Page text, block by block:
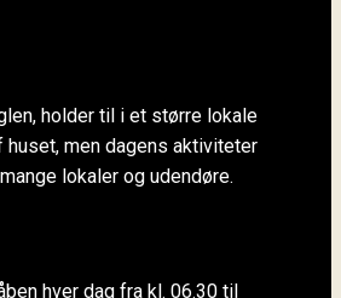
holder til i et større lokale
huset, men dagens aktiviteter
lokaler og udendøre.
hver dag fra kl. 06.30 til